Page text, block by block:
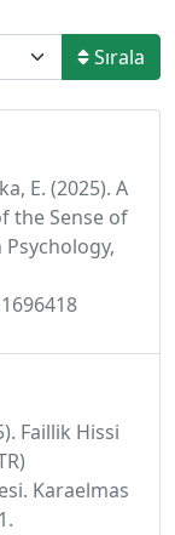
Sırala
E. (2025). A
the Sense of
Psychology,
Faillik Hissi
Karaelmas